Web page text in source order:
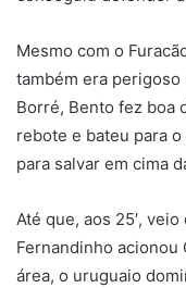
Mesmo com o
também era
Borré, Bento fez boa
rebote e bateu para
para salvar em cima
Até que, aos 25′,
Fernandinho acionou
área, o uruguaio